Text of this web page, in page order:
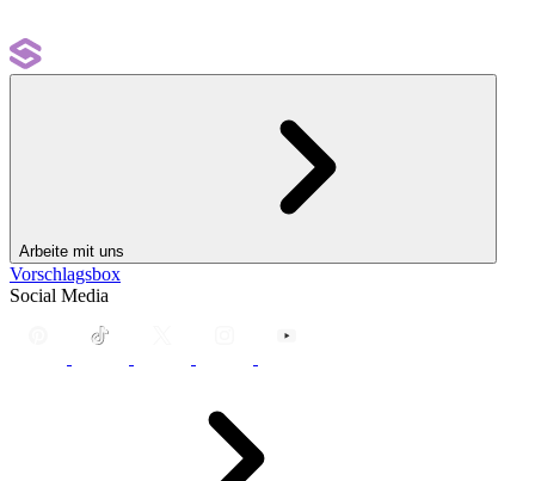
Arbeite mit uns
Vorschlagsbox
Social Media